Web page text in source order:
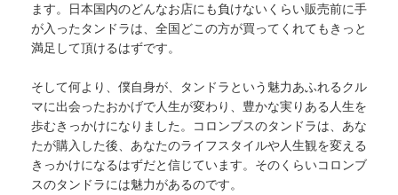
ます。日本国内のどんなお店にも負けないくらい販売前に手
が入ったタンドラは、全国どこの方が買ってくれてもきっと
満足して頂けるはずです。
そして何より、僕自身が、タンドラという魅力あふれるクル
マに出会ったおかげで人生が変わり、豊かな実りある人生を
歩むきっかけになりました。コロンブスのタンドラは、あな
たが購入した後、あなたのライフスタイルや人生観を変える
きっかけになるはずだと信じています。そのくらいコロンブ
スのタンドラには魅力があるのです。